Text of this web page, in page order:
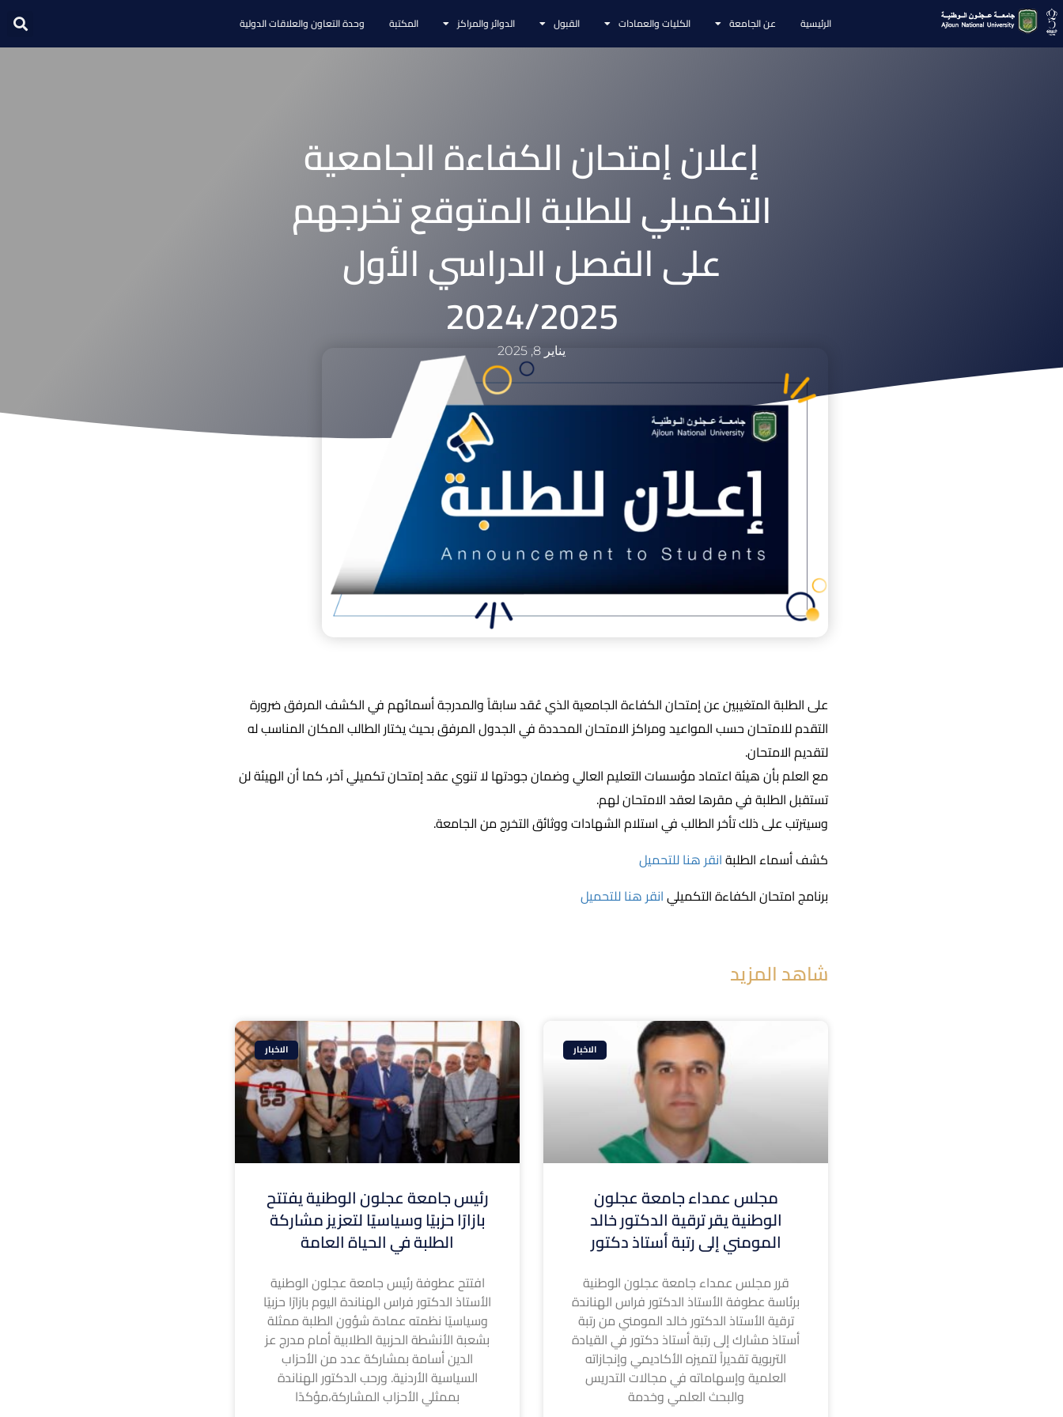
الرئيسية عن الجامعة الكليات والعمادات القبول الدوائر والمراكز المكتبة وحدة التعاون والعلاقات الدولية
إعلان إمتحان الكفاءة الجامعية
التكميلي للطلبة المتوقع تخرجهم
على الفصل الدراسي الأول
2024/2025
يناير 8, 2025
على الطلبة المتغيبين عن إمتحان الكفاءة الجامعية الذي عُقد سابقاً والمدرجة أسمائهم في الكشف المرفق ضرورة
التقدم للامتحان حسب المواعيد ومراكز الامتحان المحددة في الجدول المرفق بحيث يختار الطالب المكان المناسب له
لتقديم الامتحان.
مع العلم بأن هيئة اعتماد مؤسسات التعليم العالي وضمان جودتها لا تنوي عقد إمتحان تكميلي آخر، كما أن الهيئة لن
تستقبل الطلبة في مقرها لعقد الامتحان لهم.
وسيترتب على ذلك تأخر الطالب في استلام الشهادات ووثائق التخرج من الجامعة.
كشف أسماء الطلبةانقر هنا للتحميل
برنامج امتحان الكفاءة التكميليانقر هنا للتحميل
شاهد المزيد
الاخبار
مجلس عمداء جامعة عجلون
الوطنية يقر ترقية الدكتور خالد
المومني إلى رتبة أستاذ دكتور
قرر مجلس عمداء جامعة عجلون الوطنية
برئاسة عطوفة الأستاذ الدكتور فراس الهناندة
ترقية الأستاذ الدكتور خالد المومني من رتبة
أستاذ مشارك إلى رتبة أستاذ دكتور في القيادة
التربوية تقديراً لتميزه الأكاديمي وإنجازاته
العلمية وإسهاماته في مجالات التدريس
والبحث العلمي وخدمة
الاخبار
رئيس جامعة عجلون الوطنية يفتتح
بازارًا حزبيًا وسياسيًا لتعزيز مشاركة
الطلبة في الحياة العامة
افتتح عطوفة رئيس جامعة عجلون الوطنية
الأستاذ الدكتور فراس الهناندة اليوم بازارًا حزبيًا
وسياسيًا نظمته عمادة شؤون الطلبة ممثلة
بشعبة الأنشطة الحزبية الطلابية أمام مدرج عز
الدين أسامة بمشاركة عدد من الأحزاب
السياسية الأردنية. ورحب الدكتور الهناندة
بممثلي الأحزاب المشاركة،مؤكدًا